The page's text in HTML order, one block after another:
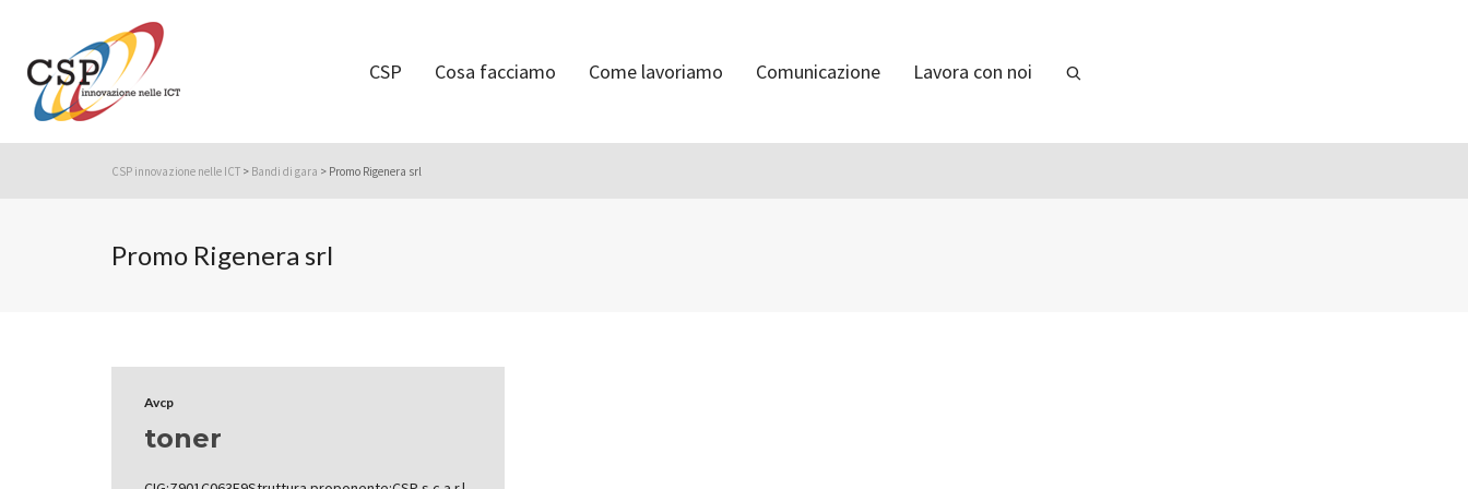
CSP Cosa facciamo Come lavoriamo Comunicazione Lavora con noi
CSP innovazione nelle ICT > Bandi di gara > Promo Rigenera srl
Promo Rigenera srl
Avcp
toner